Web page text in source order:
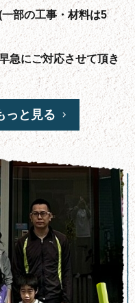
部の工事・材料は5
急にご対応させて頂き
っと見る